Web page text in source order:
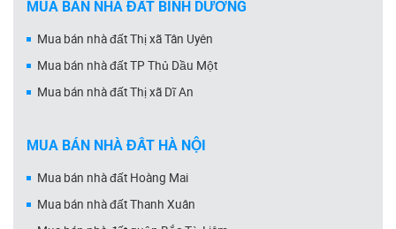
MUA BÁN NHÀ ĐẤT BÌNH DƯƠNG
Mua bán nhà đất Thị xã Tân Uyên
Mua bán nhà đất TP Thủ Dầu Một
Mua bán nhà đất Thị xã Dĩ An
MUA BÁN NHÀ ĐẤT HÀ NỘI
Mua bán nhà đất Hoàng Mai
Mua bán nhà đất Thanh Xuân